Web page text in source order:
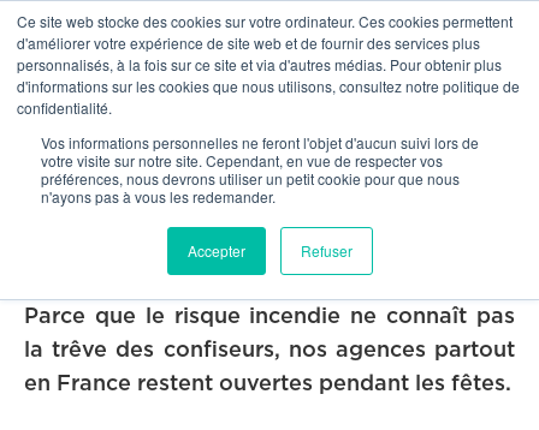
Ce site web stocke des cookies sur votre ordinateur. Ces cookies permettent
d'améliorer votre expérience de site web et de fournir des services plus
personnalisés, à la fois sur ce site et via d'autres médias. Pour obtenir plus
d'informations sur les cookies que nous utilisons, consultez notre politique de
confidentialité.
Vos informations personnelles ne feront l'objet d'aucun suivi lors de
votre visite sur notre site. Cependant, en vue de respecter vos
préférences, nous devrons utiliser un petit cookie pour que nous
n'ayons pas à vous les redemander.
Accepter Refuser
OUR NETWORK
  Our news
Joyeuses fêtes et bonne année !
Parce que le risque incendie ne connaît pas
la trêve des confiseurs, nos agences partout
en France restent ouvertes pendant les fêtes.